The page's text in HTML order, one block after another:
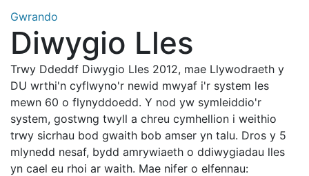
Gwrando
Diwygio Lles
Trwy Ddeddf Diwygio Lles 2012, mae Llywodraeth y
DU wrthi'n cyflwyno'r newid mwyaf i'r system les
mewn 60 o flynyddoedd. Y nod yw symleiddio'r
system, gostwng twyll a chreu cymhellion i weithio
trwy sicrhau bod gwaith bob amser yn talu. Dros y 5
mlynedd nesaf, bydd amrywiaeth o ddiwygiadau lles
yn cael eu rhoi ar waith. Mae nifer o elfennau: